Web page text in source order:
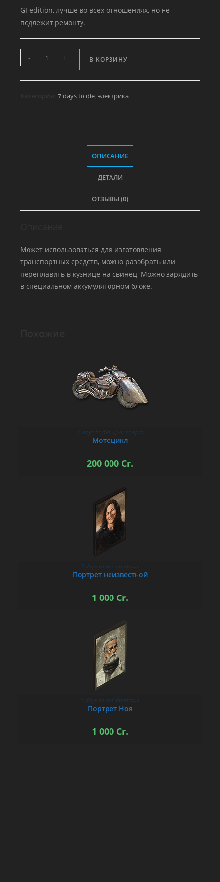
GI-edition, лучше во всех отношениях, но не
подлежит ремонту.
Количество
товара
Автомобильный
- + В КОРЗИНУ
Категории:7 days to die ,электрика
ОПИСАНИЕ
ДЕТАЛИ
ОТЗЫВЫ (0)
Может использоваться для изготовления
транспортных средств, можно разобрать или
переплавить в кузнице на свинец. Можно зарядить
в специальном аккумуляторном блоке.
В КОРЗИНУ
7 days to die, Транспорт
Мотоцикл
200 000 Cr.
В КОРЗИНУ
7 days to die, Креатив
Портрет неизвестной
1 000 Cr.
В КОРЗИНУ
7 days to die, Креатив
Портрет Ноя
1 000 Cr.